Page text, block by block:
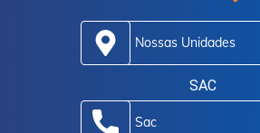
Nossas Unidades
SAC
Sac